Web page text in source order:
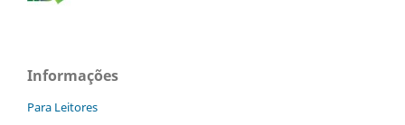
Informações
Para Leitores